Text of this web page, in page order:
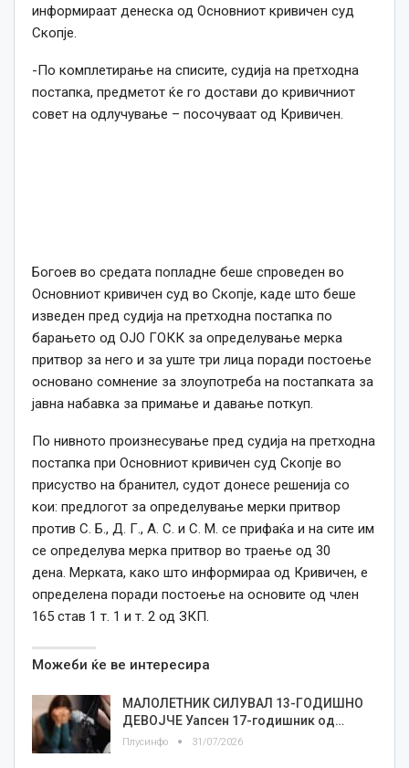
информираат денеска од Основниот кривичен суд
Скопје.
-По комплетирање на списите, судија на претходна
постапка, предметот ќе го достави до кривичниот
совет на одлучување – посочуваат од Кривичен.
Богоев во средата попладне беше спроведен во
Основниот кривичен суд во Скопје, каде што беше
изведен пред судија на претходна постапка по
барањето од ОЈО ГОКК за определување мерка
притвор за него и за уште три лица поради постоење
основано сомнение за злоупотреба на постапката за
јавна набавка за примање и давање поткуп.
По нивното произнесување пред судија на претходна
постапка при Основниот кривичен суд Скопје во
присуство на бранител, судот донесе решенија со
кои: предлогот за определување мерки притвор
против С. Б., Д. Г., А. С. и С. М. се прифаќа и на сите им
се определува мерка притвор во траење од 30
дена. Мерката, како што информираа од Кривичен, е
определена поради постоење на основите од член
165 став 1 т. 1 и т. 2 од ЗКП.
Можеби ќе ве интересира
МАЛОЛЕТНИК СИЛУВАЛ 13-ГОДИШНО
ДЕВОЈЧЕ Уапсен 17-годишник од…
Плусинфо 31/07/2026